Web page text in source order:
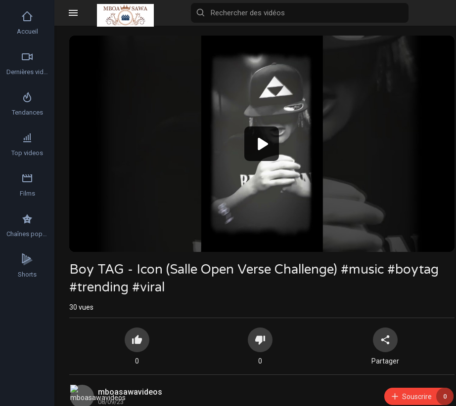
Video
Boy TAG - Icon (Salle Open Verse Challenge) #music #boytag
#trending #viral
30 vues
0 0 Partager
mboasawavideos
08/09/23
Souscrire 0
Accueil
Dernières vidéos
Tendances
Top videos
Films
Chaînes populaires
Shorts